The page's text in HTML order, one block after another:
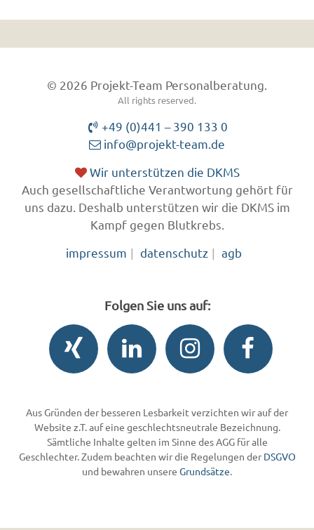
© 2026 Projekt-Team Personalberatung.
All rights reserved.
+49 (0)441 – 390 133 0
info@projekt-team.de
Wir unterstützen die DKMS
Auch gesellschaftliche Verantwortung gehört für
uns dazu. Deshalb unterstützen wir die DKMS im
Kampf gegen Blutkrebs.
impressum
datenschutz agb
Folgen Sie uns auf:
Aus Gründen der besseren Lesbarkeit verzichten wir auf der
Website z.T. auf eine geschlechtsneutrale Bezeichnung.
Sämtliche Inhalte gelten im Sinne des AGG für alle
Geschlechter. Zudem beachten wir die Regelungen der DSGVO
und bewahren unsere Grundsätze.